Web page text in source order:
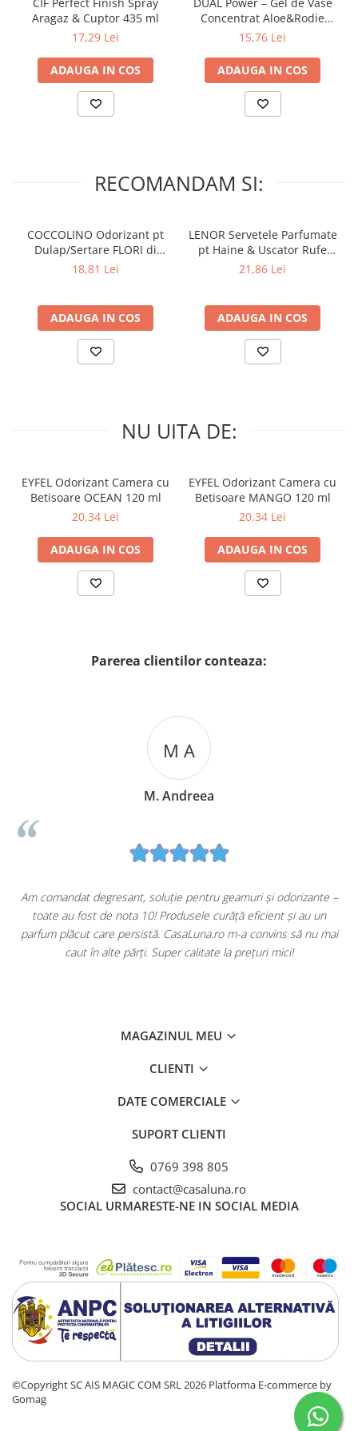
Aragaz & Cuptor 435 ml
17,29 Lei
ADAUGA IN COS
Concentrat Aloe&Rodie
Antibacterian 1000ml
15,76 Lei
ADAUGA IN COS
RECOMANDAM SI:
COCCOLINO Odorizant pt
Dulap/Sertare FLORI di
PRIMAVERA 3 buc
18,81 Lei
ADAUGA IN COS
LENOR Servetele Parfumate
pt Haine & Uscator Rufe
SPRING AWAKENING 34 buc
21,86 Lei
ADAUGA IN COS
NU UITA DE:
EYFEL Odorizant Camera cu
Betisoare OCEAN 120 ml
20,34 Lei
ADAUGA IN COS
EYFEL Odorizant Camera cu
Betisoare MANGO 120 ml
20,34 Lei
ADAUGA IN COS
Parerea clientilor conteaza:
M A
M. Andreea
Am comandat degresant, soluție pentru geamuri și odorizante –
toate au fost de nota 10! Produsele curăță eficient și au un
parfum plăcut care persistă. CasaLuna.ro m-a convins să nu mai
caut în alte părți. Super calitate la prețuri mici!
MAGAZINUL MEU
CLIENTI
DATE COMERCIALE
SUPORT CLIENTI
0769 398 805
contact@casaluna.ro
SOCIAL URMARESTE-NE IN SOCIAL MEDIA
©Copyright SC AIS MAGIC COM SRL 2026 Platforma E-commerce by
Gomag